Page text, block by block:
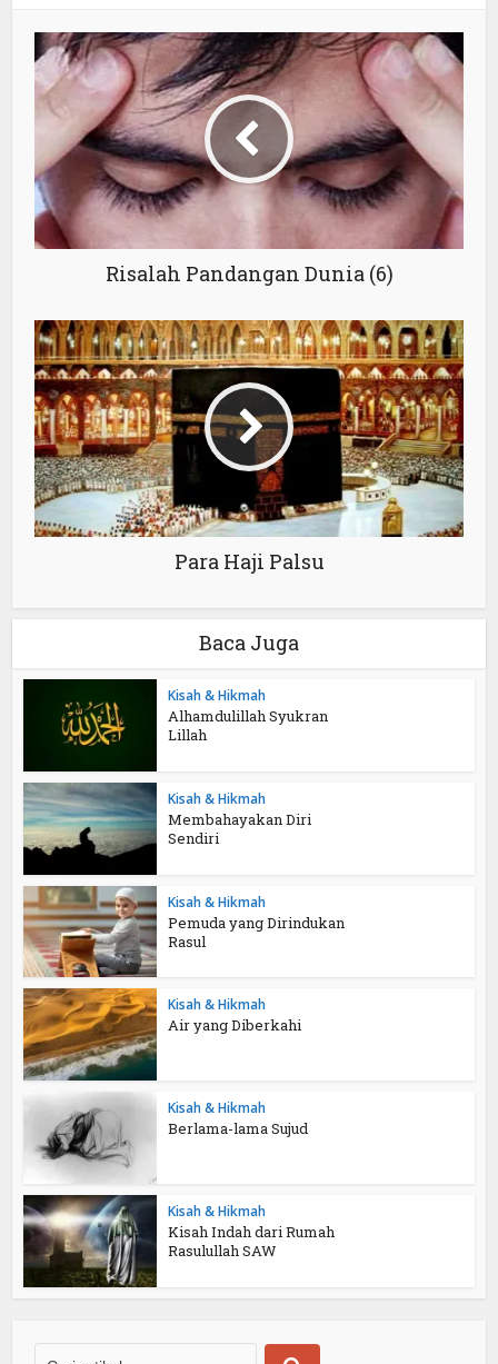
Risalah Pandangan Dunia (6)
Para Haji Palsu
Baca Juga
Kisah & Hikmah
Alhamdulillah Syukran
Lillah
Kisah & Hikmah
Membahayakan Diri
Sendiri
Kisah & Hikmah
Pemuda yang Dirindukan
Rasul
Kisah & Hikmah
Air yang Diberkahi
Kisah & Hikmah
Berlama-lama Sujud
Kisah & Hikmah
Kisah Indah dari Rumah
Rasulullah SAW